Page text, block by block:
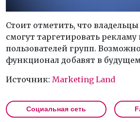
Стоит отметить, что
смогут таргетировать рекламу
пользователей групп.
функционал добавят в
Источник: Marketing Land
Социальная сеть